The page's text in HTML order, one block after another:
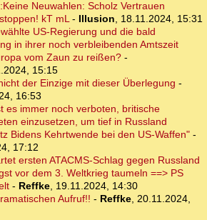
Neuwahlen: Scholz Vertrauen
kT mL- Illusion, 18.11.2024, 15:31
US-Regierung und die bald
in ihrer noch verbleibenden Amtszeit
vom Zaun zu reißen? -
15:15
der Einzige mit dieser Überlegung -
16:53
es immer noch verboten, britische
einzusetzen, um tief in Russland
Bidens Kehrtwende bei den US-Waffen" -
17:12
ersten ATACMS-Schlag gegen Russland
vor dem 3. Weltkrieg taumeln ==> PS
- Reffke, 19.11.2024, 14:30
Aufruf!! - Reffke, 20.11.2024,